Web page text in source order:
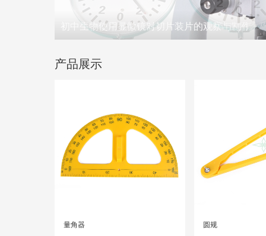
初中生物使用显微镜对切片装片的观察与制作
产品展示
量角器 圆规